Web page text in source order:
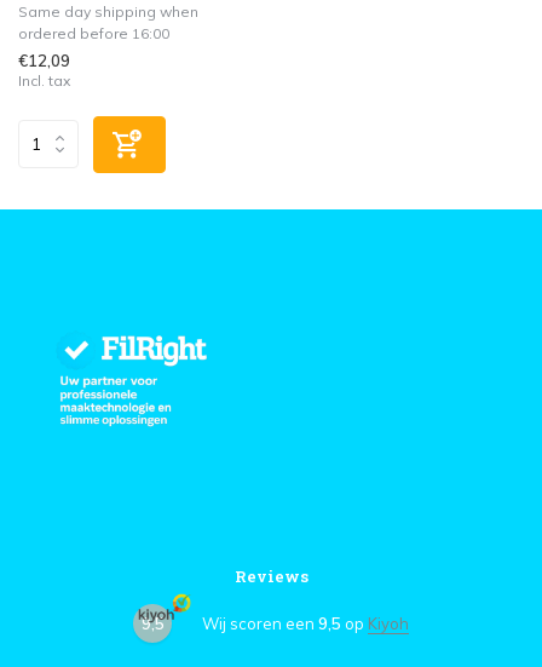
Same day shipping when
ordered before 16:00
€12,09
Incl. tax
Reviews
9,5 Wij scoren een 9,5 op Kiyoh